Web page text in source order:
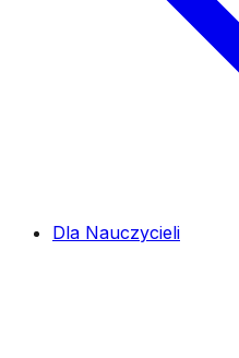
Dla Nauczycieli